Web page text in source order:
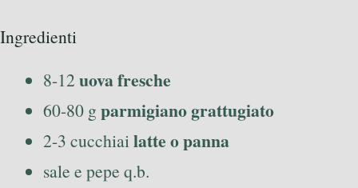
Ingredienti
8-12 uova fresche
60-80 g parmigiano grattugiato
2-3 cucchiailatte o panna
sale e pepe q.b.